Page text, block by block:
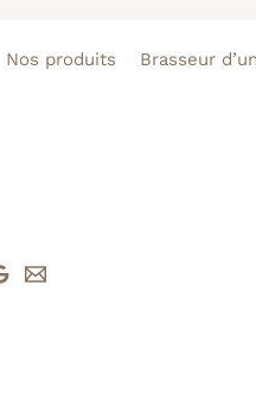
Nos produits Brasseur